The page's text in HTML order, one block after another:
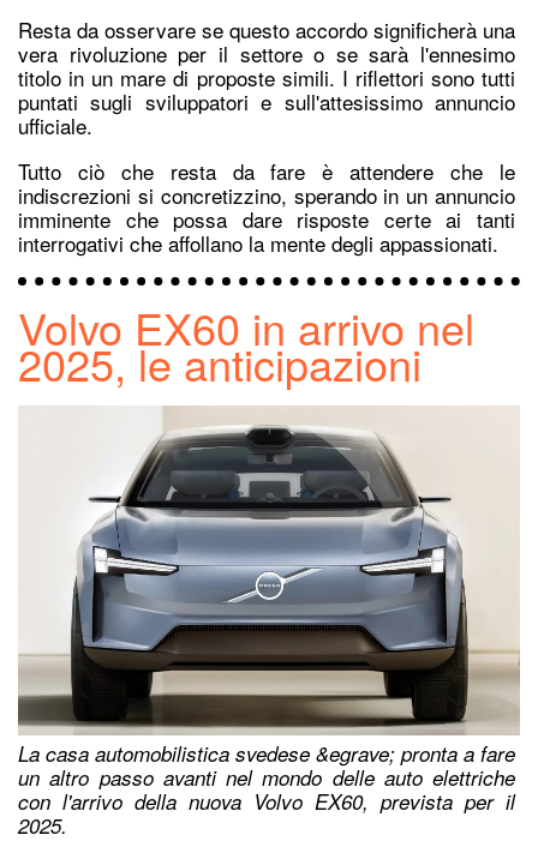
Resta da osservare se questo accordo significherà una
vera rivoluzione per il settore o se sarà l'ennesimo
titolo in un mare di proposte simili. I riflettori sono tutti
puntati sugli sviluppatori e sull'attesissimo annuncio
ufficiale.
Tutto ciò che resta da fare è attendere che le
indiscrezioni si concretizzino, sperando in un annuncio
imminente che possa dare risposte certe ai tanti
interrogativi che affollano la mente degli appassionati.
Volvo EX60 in arrivo nel
2025, le anticipazioni
La casa automobilistica svedese &egrave; pronta a fare
un altro passo avanti nel mondo delle auto elettriche
con l'arrivo della nuova Volvo EX60, prevista per il
2025.